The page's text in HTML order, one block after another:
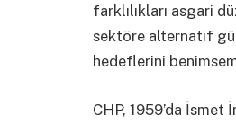
farklılıkları asgari
sektöre alternatif
hedeflerini
CHP, 1959’da İsmet